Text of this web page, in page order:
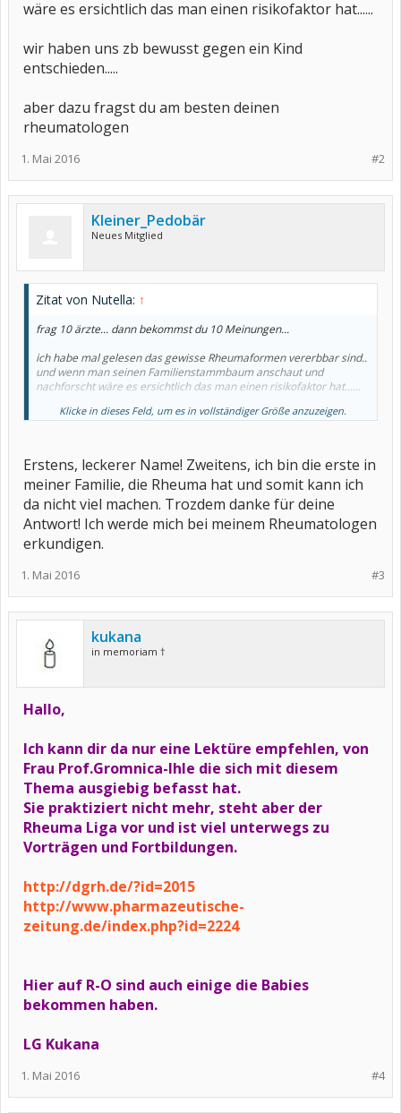
wäre es ersichtlich das man einen risikofaktor hat......
wir haben uns zb bewusst gegen ein Kind
entschieden.....
aber dazu fragst du am besten deinen
rheumatologen
#2
1. Mai 2016
Kleiner_Pedobär
Neues Mitglied
Zitat von Nutella: ↑
frag 10 ärzte... dann bekommst du 10 Meinungen...
ich habe mal gelesen das gewisse Rheumaformen vererbbar sind..
und wenn man seinen Familienstammbaum anschaut und
nachforscht wäre es ersichtlich das man einen risikofaktor hat......
wir haben uns zb bewusst gegen ein Kind entschieden.....
Klicke in dieses Feld, um es in vollständiger Größe anzuzeigen.
Erstens, leckerer Name! Zweitens, ich bin die erste in
meiner Familie, die Rheuma hat und somit kann ich
da nicht viel machen. Trozdem danke für deine
Antwort! Ich werde mich bei meinem Rheumatologen
erkundigen.
#3
1. Mai 2016
kukana
in memoriam †
Hallo,
Ich kann dir da nur eine Lektüre empfehlen, von
Frau Prof.Gromnica-Ihle die sich mit diesem
Thema ausgiebig befasst hat.
Sie praktiziert nicht mehr, steht aber der
Rheuma Liga vor und ist viel unterwegs zu
Vorträgen und Fortbildungen.
http://dgrh.de/?id=2015
http://www.pharmazeutische-
zeitung.de/index.php?id=2224
Hier auf R-O sind auch einige die Babies
bekommen haben.
LG Kukana
#4
1. Mai 2016